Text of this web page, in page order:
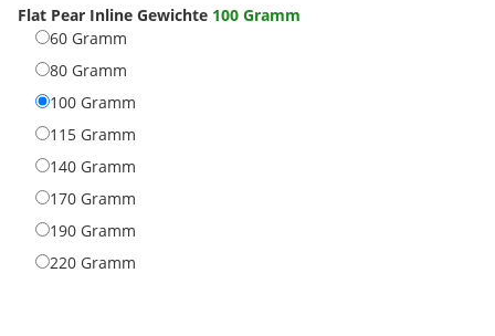
Flat Pear Inline Gewichte 100 Gramm
60 Gramm
80 Gramm
100 Gramm
115 Gramm
140 Gramm
170 Gramm
190 Gramm
220 Gramm